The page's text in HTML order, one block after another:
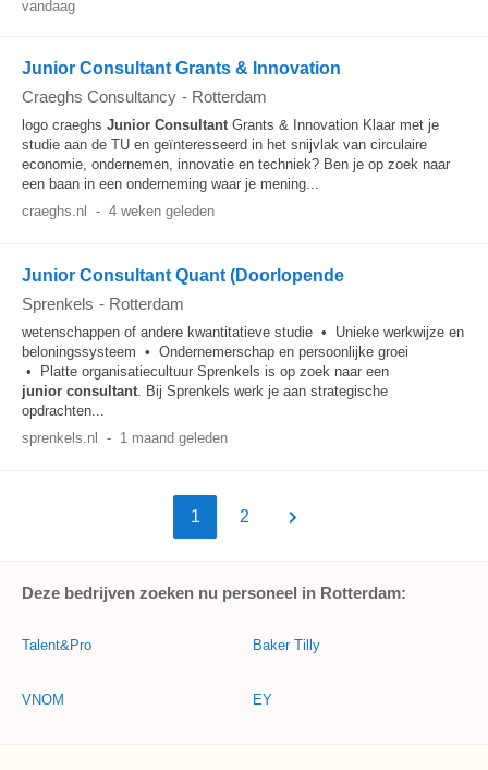
vandaag
Junior Consultant Grants & Innovation
Craeghs Consultancy - Rotterdam
logo craeghs Junior ConsultantGrants & Innovation Klaar met je
studie aan de TU en geïnteresseerd in het snijvlak van circulaire
economie, ondernemen, innovatie en techniek? Ben je op zoek naar
een baan in een onderneming waar je mening...
craeghs.nl
- 4 weken geleden
Junior Consultant Quant (Doorlopende
Sprenkels - Rotterdam
wetenschappen of andere kwantitatieve studie • Unieke werkwijze en
beloningssysteem • Ondernemerschap en persoonlijke groei
• Platte organisatiecultuur Sprenkels is op zoek naar een
junior consultant. Bij Sprenkels werk je aan strategische
opdrachten...
sprenkels.nl
- 1 maand geleden
1 2
Deze bedrijven zoeken nu personeel in Rotterdam:
Talent&Pro
VNOM
Baker Tilly
EY